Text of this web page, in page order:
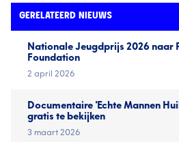
GERELATEERD NIEUWS
Nationale Jeugd­prijs 2026 naar
Foundation
2 april 2026
Documentaire 'Echte Mannen
gratis te bekijken
3 maart 2026